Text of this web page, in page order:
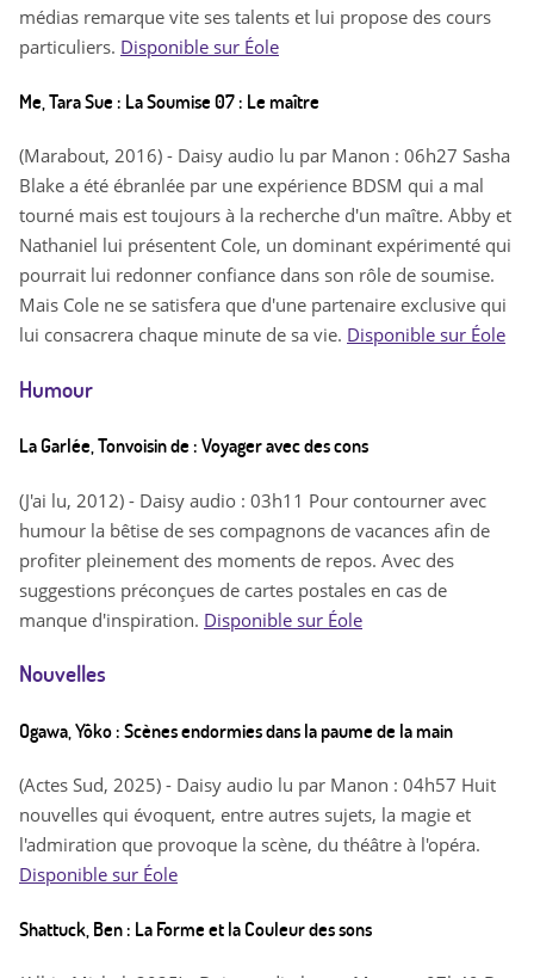
médias remarque vite ses talents et lui propose des cours
particuliers. Disponible sur Éole
Me, Tara Sue : La Soumise 07 : Le maître
(Marabout, 2016) - Daisy audio lu par Manon : 06h27 Sasha
Blake a été ébranlée par une expérience BDSM qui a mal
tourné mais est toujours à la recherche d'un maître. Abby et
Nathaniel lui présentent Cole, un dominant expérimenté qui
pourrait lui redonner confiance dans son rôle de soumise.
Mais Cole ne se satisfera que d'une partenaire exclusive qui
lui consacrera chaque minute de sa vie. Disponible sur Éole
Humour
La Garlée, Tonvoisin de : Voyager avec des cons
(J'ai lu, 2012) - Daisy audio : 03h11 Pour contourner avec
humour la bêtise de ses compagnons de vacances afin de
profiter pleinement des moments de repos. Avec des
suggestions préconçues de cartes postales en cas de
manque d'inspiration. Disponible sur Éole
Nouvelles
Ogawa, Yôko : Scènes endormies dans la paume de la main
(Actes Sud, 2025) - Daisy audio lu par Manon : 04h57 Huit
nouvelles qui évoquent, entre autres sujets, la magie et
l'admiration que provoque la scène, du théâtre à l'opéra.
Disponible sur Éole
Shattuck, Ben : La Forme et la Couleur des sons